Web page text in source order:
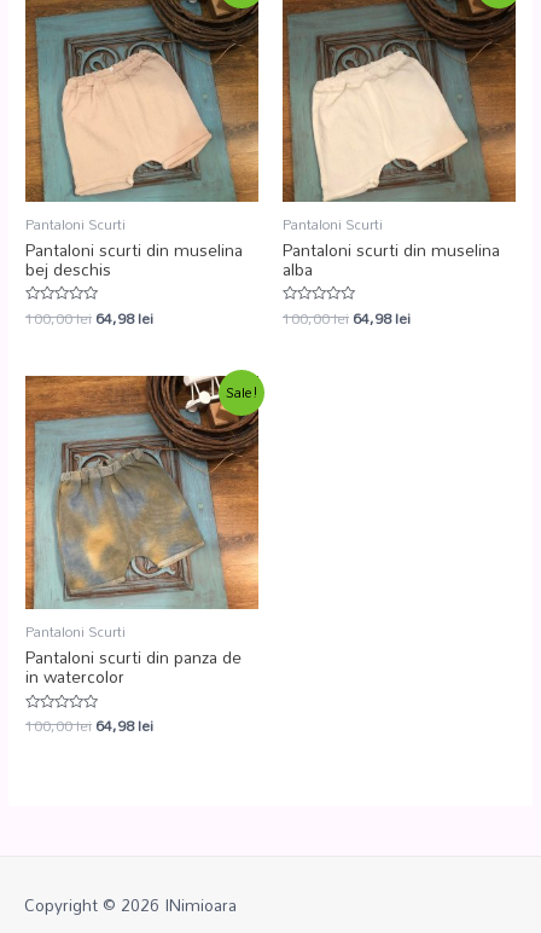
Pantaloni Scurti
Pantaloni scurti din muselina
bej deschis
Evaluat
la
100,00lei64,98lei
Pantaloni Scurti
Pantaloni scurti din muselina
alba
Evaluat
la
100,00lei64,98lei
Sale!
Pantaloni Scurti
Pantaloni scurti din panza de
in watercolor
Evaluat
la
100,00lei64,98lei
Copyright © 2026 INimioara